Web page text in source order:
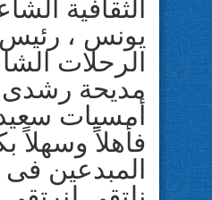
الثقافية
يونس ، رئيس
الرحلات
مديحة رشدى
أمسيات
فأهلاً وسهلاً
المبدعين فى